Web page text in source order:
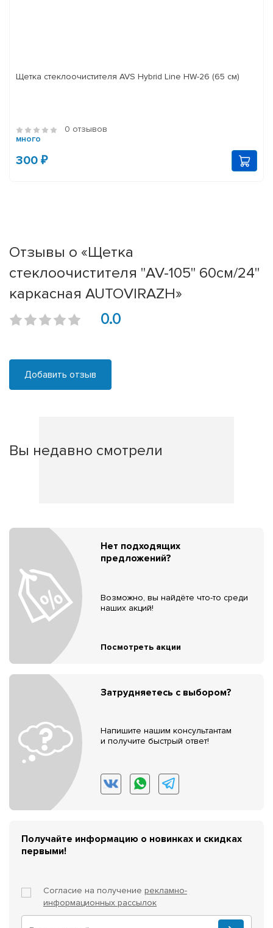
Щетка стеклоочистителя AVS Hybrid Line HW-26 (65 см)
0 отзывов
много
300 ₽
Отзывы о «Щетка
стеклоочистителя "AV-105" 60см/24"
каркасная AUTOVIRAZH»
0.0
Добавить отзыв
Вы недавно смотрели
Нет подходящих
предложений?
Возможно, вы найдёте что-то среди
наших акций!
Посмотреть акции
Затрудняетесь с выбором?
Напишите нашим консультантам
и получите быстрый ответ!
Получайте информацию о новинках и скидках
первыми!
Согласие на получение рекламно-
информационных рассылок